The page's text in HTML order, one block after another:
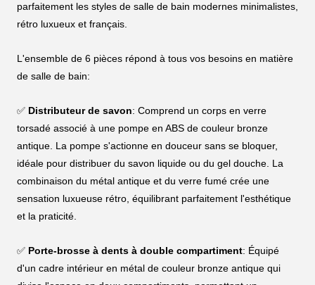
parfaitement les styles de salle de bain modernes minimalistes,
rétro luxueux et français.
L'ensemble de 6 pièces répond à tous vos besoins en matière
de salle de bain:
✅ Distributeur de savon: Comprend un corps en verre
torsadé associé à une pompe en ABS de couleur bronze
antique. La pompe s'actionne en douceur sans se bloquer,
idéale pour distribuer du savon liquide ou du gel douche. La
combinaison du métal antique et du verre fumé crée une
sensation luxueuse rétro, équilibrant parfaitement l'esthétique
et la praticité.
✅ Porte-brosse à dents à double compartiment: Équipé
d'un cadre intérieur en métal de couleur bronze antique qui